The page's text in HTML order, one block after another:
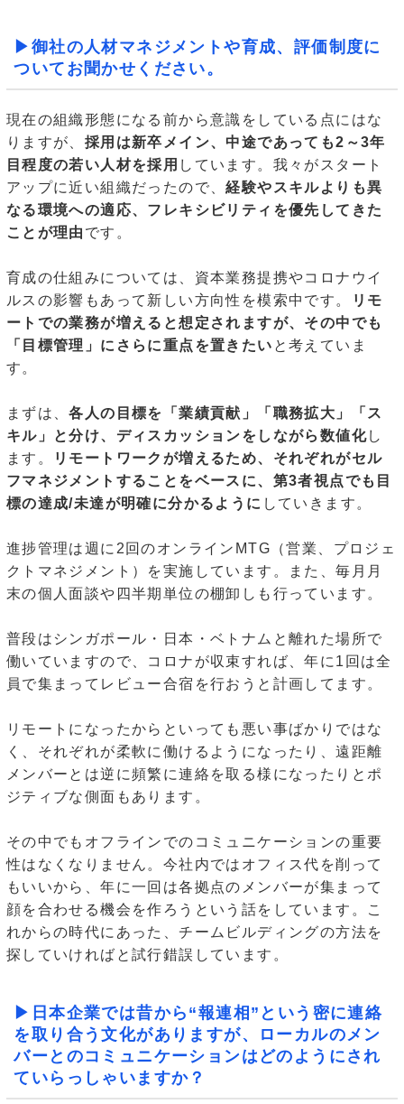
▶御社の人材マネジメントや育成、評価制度に
ついてお聞かせください。
現在の組織形態になる前から意識をしている点にはな
りますが、 採用は新卒メイン、中途であっても2～3年
目程度の若い人材を採用 しています。我々がスタート
アップに近い組織だったので、経験やスキルよりも異
なる環境への適応、フレキシビリティを優先してきた
ことが理由 です。
育成の仕組みについては、資本業務提携やコロナウイ
ルスの影響もあって新しい方向性を模索中です。
リモ
ートでの業務が増えると想定されますが、その中でも
「目標管理」にさらに重点を置きたい と考えていま
す。
まずは、各人の目標を「業績貢献」「職務拡大」「ス
キル」と分け、ディスカッションをしながら数値化し
ます。
リモートワークが増えるため、それぞれがセル
フマネジメントすることをベースに、第3者視点でも目
標の達成/未達が明確に分かるように していきます。
進捗管理は週に2回のオンラインMTG（営業、プロジェ
クトマネジメント）を実施しています。また、毎月月
末の個人面談や四半期単位の棚卸しも行っています。
普段はシンガポール・日本・ベトナムと離れた場所で
働いていますので、コロナが収束すれば、年に1回は全
員で集まってレビュー合宿を行おうと計画してます。
リモートになったからといっても悪い事ばかりではな
く、それぞれが柔軟に働けるようになったり、遠距離
メンバーとは逆に頻繁に連絡を取る様になったりとポ
ジティブな側面もあります。
その中でもオフラインでのコミュニケーションの重要
性はなくなりません。今社内ではオフィス代を削って
もいいから、年に一回は各拠点のメンバーが集まって
顔を合わせる機会を作ろうという話をしています。こ
れからの時代にあった、チームビルディングの方法を
探していければと試行錯誤しています。
▶日本企業では昔から“報連相”という密に連絡
を取り合う文化がありますが、ローカルのメン
バーとのコミュニケーションはどのようにされ
ていらっしゃいますか？